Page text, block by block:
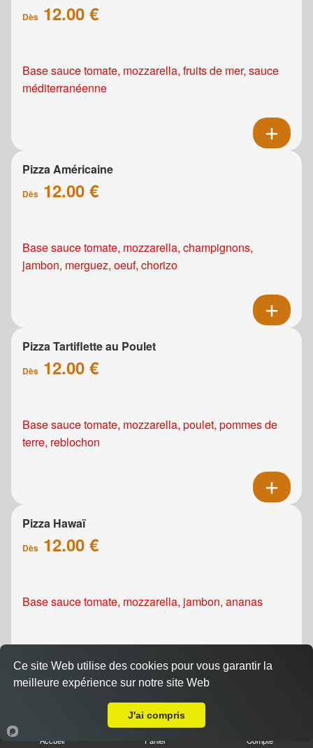
Dès 12.00 €
Base sauce tomate, mozzarella, fruits de mer, sauce
méditerranéenne
Pizza Américaine
Dès 12.00 €
Base sauce tomate, mozzarella, champignons,
jambon, merguez, oeuf, chorizo
Pizza Tartiflette au Poulet
Dès 12.00 €
Base sauce tomate, mozzarella, poulet, pommes de
terre, reblochon
Pizza Hawaï
Dès 12.00 €
Base sauce tomate, mozzarella, jambon, ananas
Accueil Panier Compte
Ce site Web utilise des cookies pour vous garantir la
meilleure expérience sur notre site Web
J'ai compris